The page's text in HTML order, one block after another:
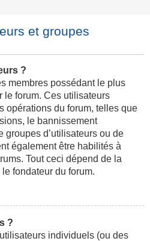
et groupes
?
membres possédant le plus
le forum. Ces utilisateurs
opérations du forum, telles que
le bannissement
groupes d’utilisateurs ou de
également être habilités à
Tout ceci dépend de la
fondateur du forum.
?
individuels (ou des